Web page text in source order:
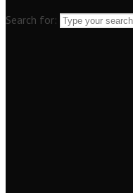
Search for: